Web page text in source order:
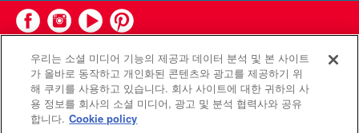
연합감리교회 공보부(United Methodist Communications)는 연
합감리교회의 기관입니다.
우리는 소셜 미디어 기능의 제공과 데이터 분석 및 본 사이트
가 올바로 동작하고 개인화된 콘텐츠와 광고를 제공하기 위
해 쿠키를 사용하고 있습니다. 회사 사이트에 대한 귀하의 사
용 정보를 회사의 소셜 미디어, 광고 및 분석 협력사와 공유
합니다. Cookie policy